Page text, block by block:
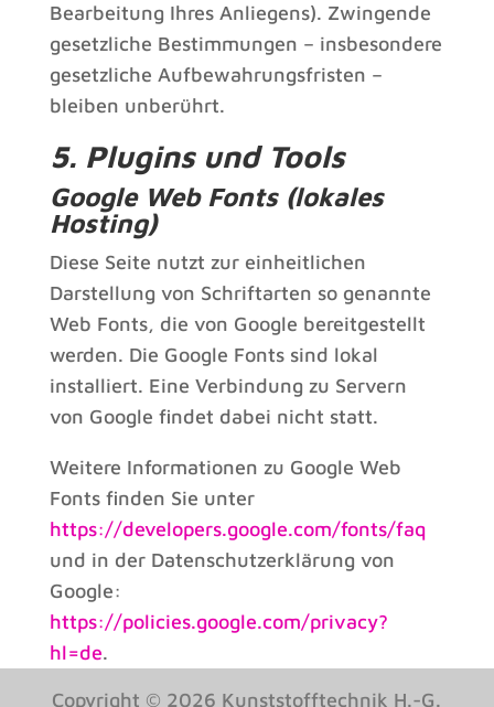
Bearbeitung Ihres Anliegens). Zwingende
gesetzliche Bestimmungen – insbesondere
gesetzliche Aufbewahrungsfristen –
bleiben unberührt.
5. Plugins und Tools
Google Web Fonts (lokales
Hosting)
Diese Seite nutzt zur einheitlichen
Darstellung von Schriftarten so genannte
Web Fonts, die von Google bereitgestellt
werden. Die Google Fonts sind lokal
installiert. Eine Verbindung zu Servern
von Google findet dabei nicht statt.
Weitere Informationen zu Google Web
Fonts finden Sie unter
https://developers.google.com/fonts/faq
und in der Datenschutzerklärung von
Google:
https://policies.google.com/privacy?
hl=de.
Copyright © 2026 Kunststofftechnik H.-G.